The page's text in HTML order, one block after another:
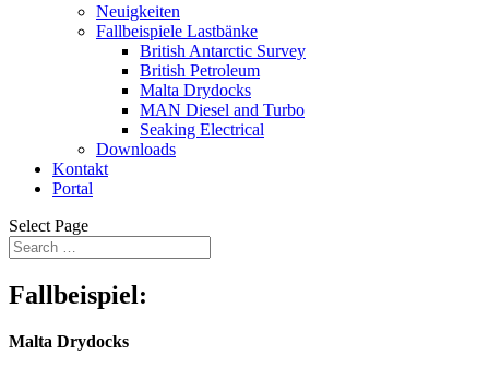
Neuigkeiten
Fallbeispiele Lastbänke
British Antarctic Survey
British Petroleum
Malta Drydocks
MAN Diesel and Turbo
Seaking Electrical
Downloads
Kontakt
Portal
Select Page
Fallbeispiel:
Malta Drydocks